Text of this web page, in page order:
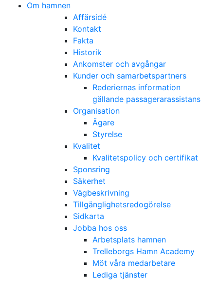
Om hamnen
Affärsidé
Kontakt
Fakta
Historik
Ankomster och avgångar
Kunder och samarbetspartners
Rederiernas information
gällande passagerarassistans
Organisation
Ägare
Styrelse
Kvalitet
Kvalitetspolicy och certifikat
Sponsring
Säkerhet
Vägbeskrivning
Tillgänglighetsredogörelse
Sidkarta
Jobba hos oss
Arbetsplats hamnen
Trelleborgs Hamn Academy
Möt våra medarbetare
Lediga tjänster